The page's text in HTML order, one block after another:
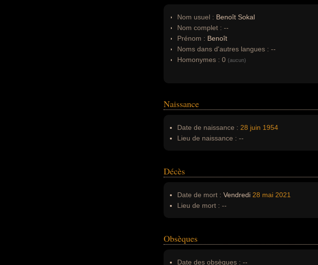
Nom usuel : Benoît Sokal
Nom complet : --
Prénom : Benoît
Noms dans d'autres langues : --
Homonymes : 0 (aucun)
Naissance
Date de naissance : 28 juin 1954
Lieu de naissance : --
Décès
Date de mort : Vendredi 28 mai 2021
Lieu de mort : --
Obsèques
Date des obsèques : --